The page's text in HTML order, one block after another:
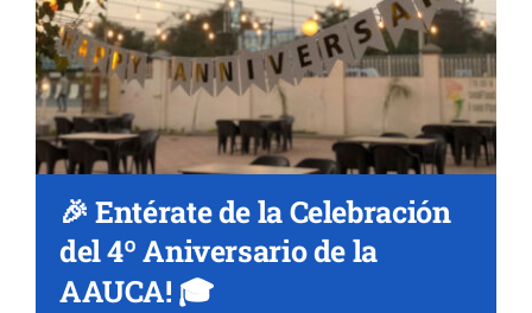
ACCESOS DIRECTOS
🎉 Entérate de la Celebración
del 4º Aniversario de la
AAUCA! 🎓